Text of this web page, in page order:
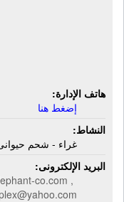
هاتف الإدارة:
إضغط هنا
النشاط:
غراء - شحم
البريد الإلكترونى:
co.com ,